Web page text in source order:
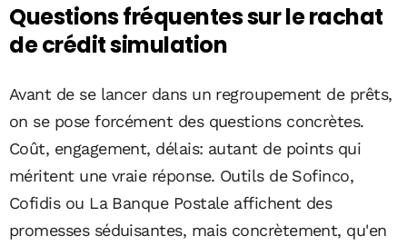
Questions fréquentes sur le rachat
de crédit simulation
Avant de se lancer dans un regroupement de prêts,
on se pose forcément des questions concrètes.
Coût, engagement, délais: autant de points qui
méritent une vraie réponse. Outils de Sofinco,
Cofidis ou La Banque Postale affichent des
promesses séduisantes, mais concrètement, qu'en